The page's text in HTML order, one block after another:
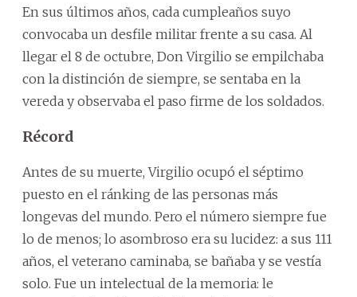
En sus últimos años, cada cumpleaños suyo
convocaba un desfile militar frente a su casa. Al
llegar el 8 de octubre, Don Virgilio se empilchaba
con la distinción de siempre, se sentaba en la
vereda y observaba el paso firme de los soldados.
Récord
Antes de su muerte, Virgilio ocupó el séptimo
puesto en el ránking de las personas más
longevas del mundo. Pero el número siempre fue
lo de menos; lo asombroso era su lucidez: a sus 111
años, el veterano caminaba, se bañaba y se vestía
solo. Fue un intelectual de la memoria: le